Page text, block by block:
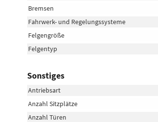
Bremsen
Fahrwerk- und Regelungssysteme
Felgengröße
Felgentyp
Sonstiges
Antriebsart
Anzahl Sitzplätze
Anzahl Türen